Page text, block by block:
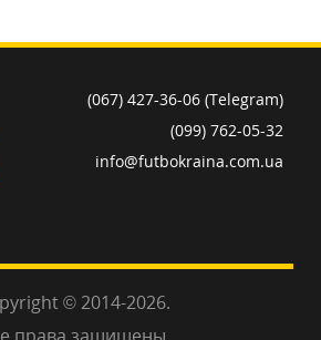
(067) 427-36-06 (Telegram)
(099) 762-05-32
info@futbokraina.com.ua
© 2014-2026.